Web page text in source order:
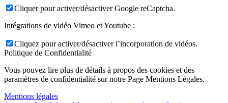
Cliquer pour activer/désactiver Google reCaptcha.
Intégrations de vidéo Vimeo et Youtube :
Cliquez pour activer/désactiver l’incorporation de vidéos.
Politique de Confidentialité
Vous pouvez lire plus de détails à propos des cookies et des
paramètres de confidentialité sur notre Page Mentions Légales.
Mentions légales